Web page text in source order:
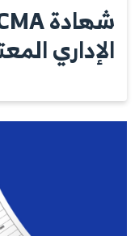
الإداري